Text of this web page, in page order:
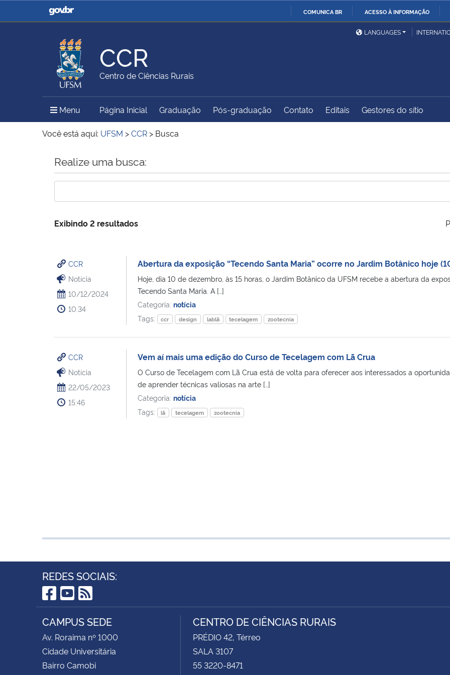
COMUNICA BR ACESSO À INFORMAÇÃO
Casa Civil
Ministério da Justiça e
Ministério da Defesa
Ministério das Relações
Exteriores
Ministério da Agricultura,
Pecuária e Abastecimento
Ministério da Educação
Ministério do Meio Ambiente Ministério do Turismo
Ministério do
Controladoria-Geral da
LANGUAGES
CCR
Centro de Ciências Rurais
Menu Menu Principal do Sítio
Página Inicial Graduação Pós-graduação Contato Editais Gestores do sítio
Você está aqui: UFSM >CCR > Busca
Início do conteúdo
Realize uma busca:
Exibindo 2 resultados
CCR
Notícia
10/12/2024
10:34
Abertura da exposição “Tecendo Santa Maria” ocorre no Jardim Botânico hoje
Hoje, dia 10 de dezembro, às 15 horas, o Jardim Botânico da UFSM recebe a abertura da
Tecendo Santa Maria. A […]
Categoria: notícia
Tags:
ccr design lablã tecelagem zootecnia
CCR
Notícia
22/05/2023
15:46
Vem aí mais uma edição do Curso de Tecelagem com Lã Crua
O Curso de Tecelagem com Lã Crua está de volta para oferecer aos interessados a
de aprender técnicas valiosas na arte […]
Categoria: notícia
Tags:
lã tecelagem zootecnia
REDES SOCIAIS:
Facebook
YouTube
RSS
CAMPUS SEDE
Av. Roraima nº 1000
Cidade Universitária
Bairro Camobi
CENTRO DE CIÊNCIAS RURAIS
PRÉDIO 42, Térreo
SALA 3107
55 3220-8471